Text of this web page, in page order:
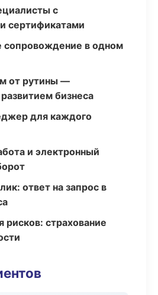
с
сертификатами
сопровождение в одном
от рутины —
бизнеса
для каждого
и электронный
ответ на запрос в
страхование